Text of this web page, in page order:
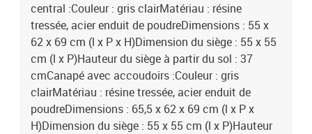
central :Couleur : gris clairMatériau : résine
tressée, acier enduit de poudreDimensions : 55 x
62 x 69 cm (l x P x H)Dimension du siège : 55 x 55
cm (l x P)Hauteur du siège à partir du sol : 37
cmCanapé avec accoudoirs :Couleur : gris
clairMatériau : résine tressée, acier enduit de
poudreDimensions : 65,5 x 62 x 69 cm (l x P x
H)Dimension du siège : 55 x 55 cm (l x P)Hauteur